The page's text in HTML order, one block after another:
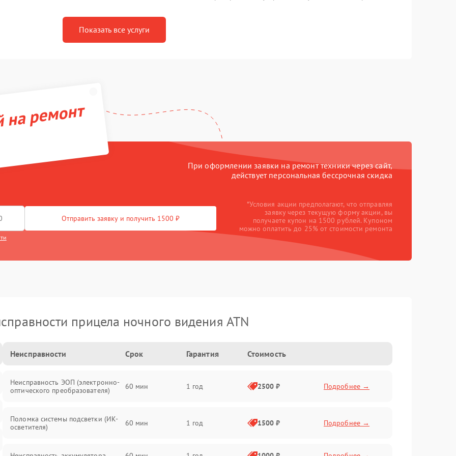
Показать все услуги
ремонт
При оформлении заявки на ремонт техники через сайт,
действует персональная бессрочная скидка
Отправить заявку и получить 1500 ₽
*Условия акции предполагают, что отправляя
заявку через текущую форму акции, вы
получаете купон на 1500 рублей. Купоном
можно оплатить до 25% от стоимости ремонта
прицела ночного видения ATN
Неисправности Срок Гарантия Стоимость
Неисправность ЭОП (электронно-
оптического преобразователя)
60 мин 1 год 2500 ₽ Подробнее →
Поломка системы подсветки (ИК-
осветителя)
60 мин 1 год 1500 ₽ Подробнее →